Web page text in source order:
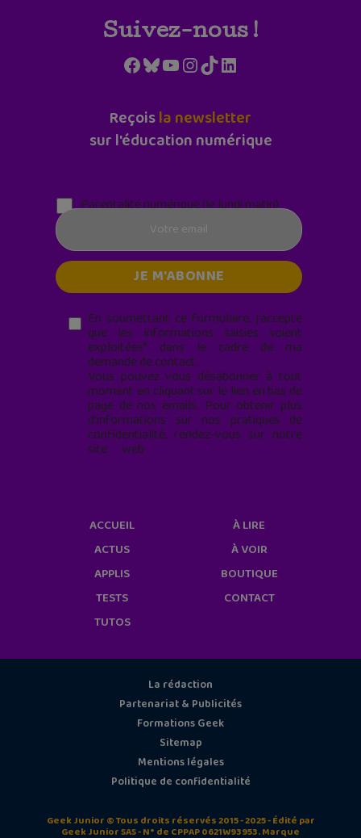
Suivez-nous !
Facebook
Bluesky
YouTube
Instagram
TikTokLinkedIn
Reçoisla newsletter
sur l'éducation numérique
Parentalité numérique (le lundi matin)
En soumettant ce formulaire, j’accepte
que les informations saisies soient
exploitées* dans le cadre de ma
demande de contact.
Vous pouvez vous désabonner à tout
moment en cliquant sur le lien en bas de
page de nos emails. Pour obtenir plus
d'informations sur nos pratiques de
confidentialité, rendez-vous sur notre
site web
ACCUEIL
ACTUS
APPLIS
TESTS
TUTOS
À LIRE
À VOIR
BOUTIQUE
CONTACT
La rédaction
Partenariat & Publicités
Formations Geek
Sitemap
Mentions légales
Politique de confidentialité
Geek Junior © Tous droits réservés 2015 - 2025 - Édité par
Geek Junior SAS - N° de CPPAP 0621W93953. Marque